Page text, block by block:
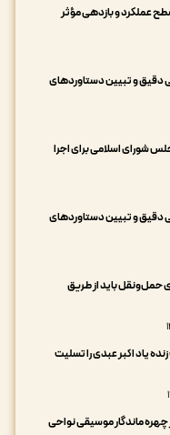
عملکرد و بازدهی مؤثر
دقیق و تبیین دستاوردهای
شورای اسلامی برای اجرا
دقیق و تبیین دستاوردهای
حمل‌ونقل باید از طریق
یاد اکبر عبدی را تسلیت
ماندگار موسیقی نواحی